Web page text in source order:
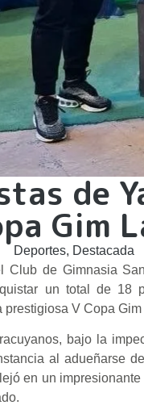
de
Gim
Deportes, Destacada
Club de Gimnasia
un total de 18
V Copa Gim
bajo la
al adueñarse
en un